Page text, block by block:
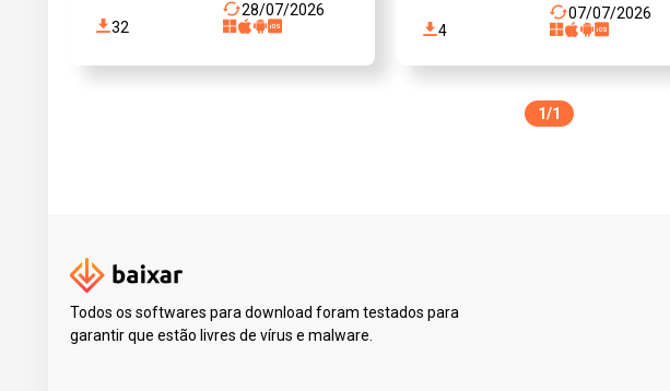
28/07/2026
32
07/07/2026
4
1/1
Todos os softwares para download foram testados para
garantir que estão livres de vírus e malware.